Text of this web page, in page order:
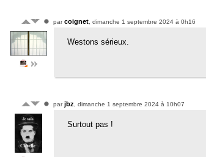
parcoignet , dimanche 1 septembre 2024 à 0h16
Westons sérieux.
parjbz , dimanche 1 septembre 2024 à 10h07
Surtout pas !